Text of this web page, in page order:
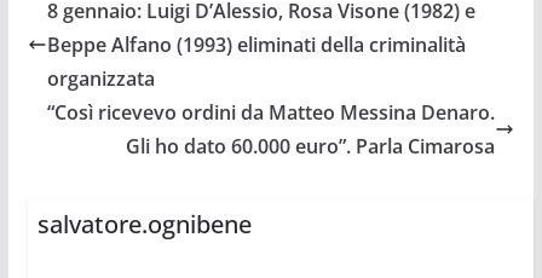
8 gennaio: Luigi D’Alessio, Rosa Visone (1982) e
Beppe Alfano (1993) eliminati della criminalità
organizzata
“Così ricevevo ordini da Matteo Messina Denaro.
Gli ho dato 60.000 euro”. Parla Cimarosa
salvatore.ognibene